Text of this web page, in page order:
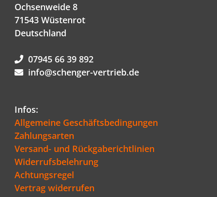
Ochsenweide 8
71543 Wüstenrot
Deutschland
07945 66 39 892
info@schenger-vertrieb.de
Infos:
Allgemeine Geschäftsbedingungen
Zahlungsarten
Versand- und Rückgaberichtlinien
Widerrufsbelehrung
Achtungsregel
Vertrag widerrufen